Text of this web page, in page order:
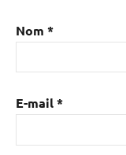
Nom *
E-mail*